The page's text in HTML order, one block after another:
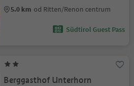
5.0 km od Ritten/Renon centrum
Südtirol Guest Pass
Berggasthof Unterhorn